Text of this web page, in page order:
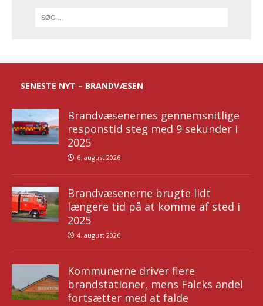
SENESTE NYT – BRANDVÆSEN
Brandvæsenernes gennemsnitlige
responstid steg med 9 sekunder i
2025
6. august 2026
Brandvæsenerne brugte lidt
længere tid på at komme af sted i
2025
4. august 2026
Kommunerne driver flere
brandstationer, mens Falcks andel
fortsætter med at falde